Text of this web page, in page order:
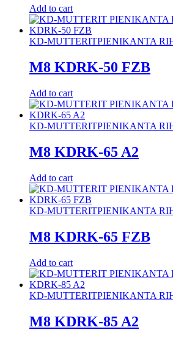
Add to cart
KD-MUTTERITPIENIKANTA
M8 KDRK-50 FZB
Add to cart
KD-MUTTERITPIENIKANTA
M8 KDRK-65 A2
Add to cart
KD-MUTTERITPIENIKANTA
M8 KDRK-65 FZB
Add to cart
KD-MUTTERITPIENIKANTA
M8 KDRK-85 A2